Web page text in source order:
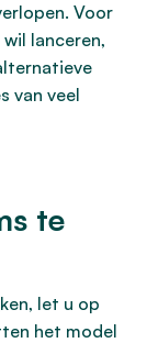
Voor
lanceren,
van veel
te
let u op
het model